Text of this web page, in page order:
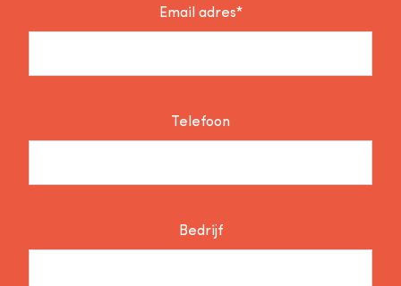
Email adres*
Telefoon
Bedrijf